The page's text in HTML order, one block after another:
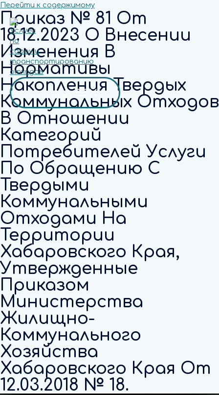
Перейти к содержимому
Приказ № 81 От
18.12.2023 О Внесении
Изменения В
Нормативы
Накопления Твердых
Коммунальных Отходов
В Отношении
Категорий
Потребителей Услуги
По Обращению С
Твердыми
Коммунальными
Отходами На
Территории
Хабаровского Края,
Утвержденные
Приказом
Министерства
Жилищно-
Коммунального
Хозяйства
Хабаровского Края От
12.03.2018 № 18.